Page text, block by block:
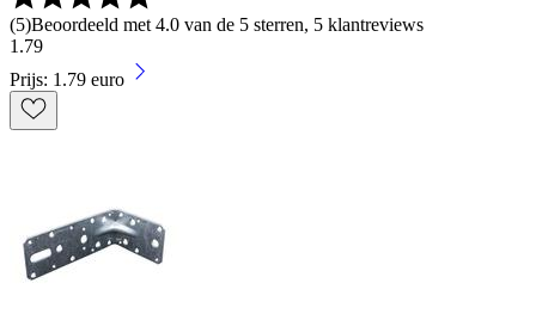
(5)Beoordeeld met 4.0 van de 5 sterren, 5 klantreviews
1 .79
Prijs: 1.79 euro